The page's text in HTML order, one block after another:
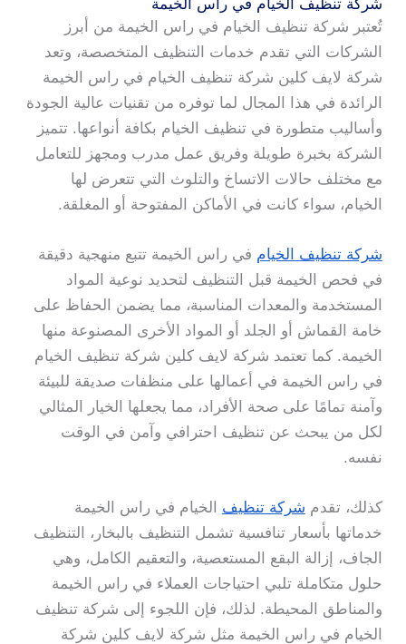
شركة تنظيف الخيام في راس الخيمة
تُعتبر شركة تنظيف الخيام في راس الخيمة من أبرز
الشركات التي تقدم خدمات التنظيف المتخصصة، وتعد
شركة لايف كلين شركة تنظيف الخيام في راس الخيمة
الرائدة في هذا المجال لما توفره من تقنيات عالية الجودة
وأساليب متطورة في تنظيف الخيام بكافة أنواعها. تتميز
الشركة بخبرة طويلة وفريق عمل مدرب ومجهز للتعامل
مع مختلف حالات الاتساخ والتلوث التي تتعرض لها
الخيام، سواء كانت في الأماكن المفتوحة أو المغلقة.
شركة تنظيف الخيام في راس الخيمة تتبع منهجية دقيقة
في فحص الخيمة قبل التنظيف لتحديد نوعية المواد
المستخدمة والمعدات المناسبة، مما يضمن الحفاظ على
خامة القماش أو الجلد أو المواد الأخرى المصنوعة منها
الخيمة. كما تعتمد شركة لايف كلين شركة تنظيف الخيام
في راس الخيمة في أعمالها على منظفات صديقة للبيئة
وآمنة تمامًا على صحة الأفراد، مما يجعلها الخيار المثالي
لكل من يبحث عن تنظيف احترافي وآمن في الوقت
نفسه.
كذلك، تقدم شركة تنظيف الخيام في راس الخيمة
خدماتها بأسعار تنافسية تشمل التنظيف بالبخار، التنظيف
الجاف، إزالة البقع المستعصية، والتعقيم الكامل، وهي
حلول متكاملة تلبي احتياجات العملاء في راس الخيمة
والمناطق المحيطة. لذلك، فإن اللجوء إلى شركة تنظيف
الخيام في راس الخيمة مثل شركة لايف كلين شركة